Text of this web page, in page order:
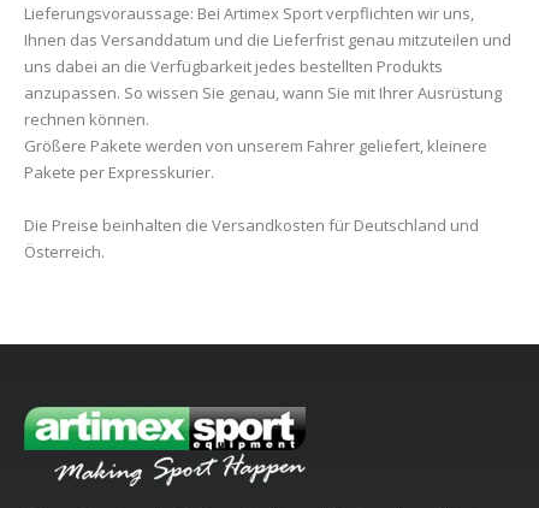
Lieferungsvoraussage: Bei Artimex Sport verpflichten wir uns,
Ihnen das Versanddatum und die Lieferfrist genau mitzuteilen und
uns dabei an die Verfügbarkeit jedes bestellten Produkts
anzupassen. So wissen Sie genau, wann Sie mit Ihrer Ausrüstung
rechnen können.
Größere Pakete werden von unserem Fahrer geliefert, kleinere
Pakete per Expresskurier.
Die Preise beinhalten die Versandkosten für Deutschland und
Österreich.